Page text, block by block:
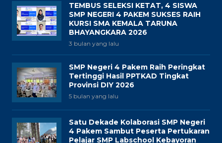
TEMBUS SELEKSI KETAT, 4 SISWA
SMP NEGERI 4 PAKEM SUKSES RAIH
KURSI SMA KEMALA TARUNA
BHAYANGKARA 2026
3 bulan yang lalu
SMP Negeri 4 Pakem Raih Peringkat
Tertinggi Hasil PPTKAD Tingkat
Provinsi DIY 2026
5 bulan yang lalu
Satu Dekade Kolaborasi SMP Negeri
4 Pakem Sambut Peserta Pertukaran
Pelajar SMP Labschool Kebayoran